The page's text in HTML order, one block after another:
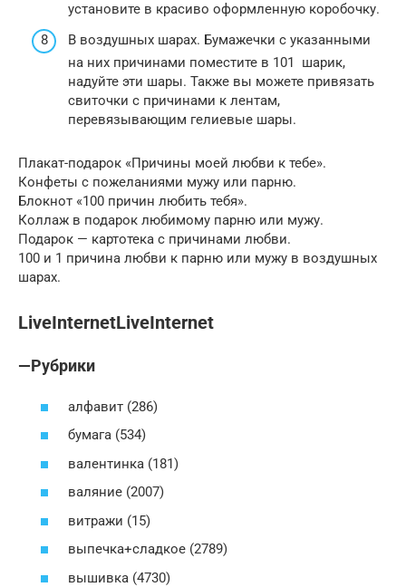
установите в красиво оформленную коробочку.
В воздушных шарах. Бумажечки с указанными
на них причинами поместите в 101 шарик,
надуйте эти шары. Также вы можете привязать
свиточки с причинами к лентам,
перевязывающим гелиевые шары.
Плакат-подарок «Причины моей любви к тебе».
Конфеты с пожеланиями мужу или парню.
Блокнот «100 причин любить тебя».
Коллаж в подарок любимому парню или мужу.
Подарок — картотека с причинами любви.
100 и 1 причина любви к парню или мужу в воздушных
шарах.
LiveInternetLiveInternet
—Рубрики
алфавит (286)
бумага (534)
валентинка (181)
валяние (2007)
витражи (15)
выпечка+сладкое (2789)
вышивка (4730)